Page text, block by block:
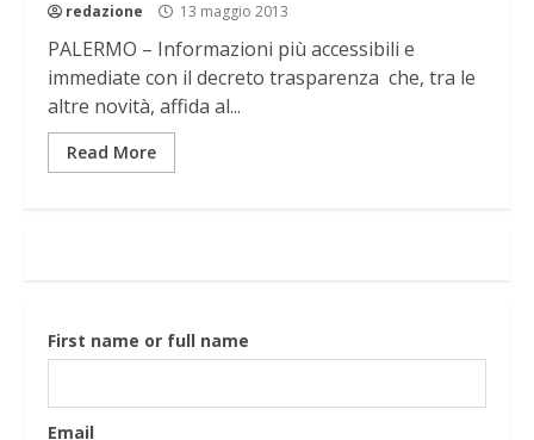
redazione 13 maggio 2013
PALERMO – Informazioni più accessibili e
immediate con il decreto trasparenza che, tra le
altre novità, affida al...
Read More
First name or full name
Email